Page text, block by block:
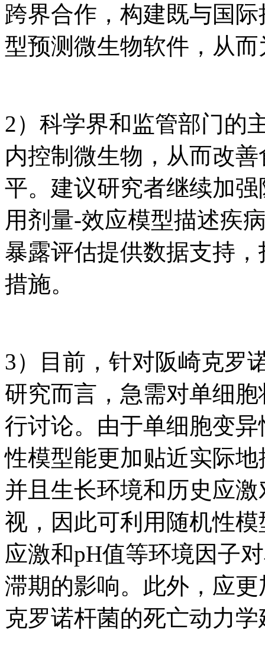
跨界合作，构建既与国
型预测微生物软件，从
2）科学界和监管部门的
内控制微生物，从而改
平。建议研究者继续加
用剂量-效应模型描述疾
暴露评估提供数据支持
措施。
3）目前，针对阪崎克罗
研究而言，急需对单细
行讨论。由于单细胞变
性模型能更加贴近实际
并且生长环境和历史应
视，因此可利用随机性
应激和pH值等环境因子
滞期的影响。此外，应
克罗诺杆菌的死亡动力学